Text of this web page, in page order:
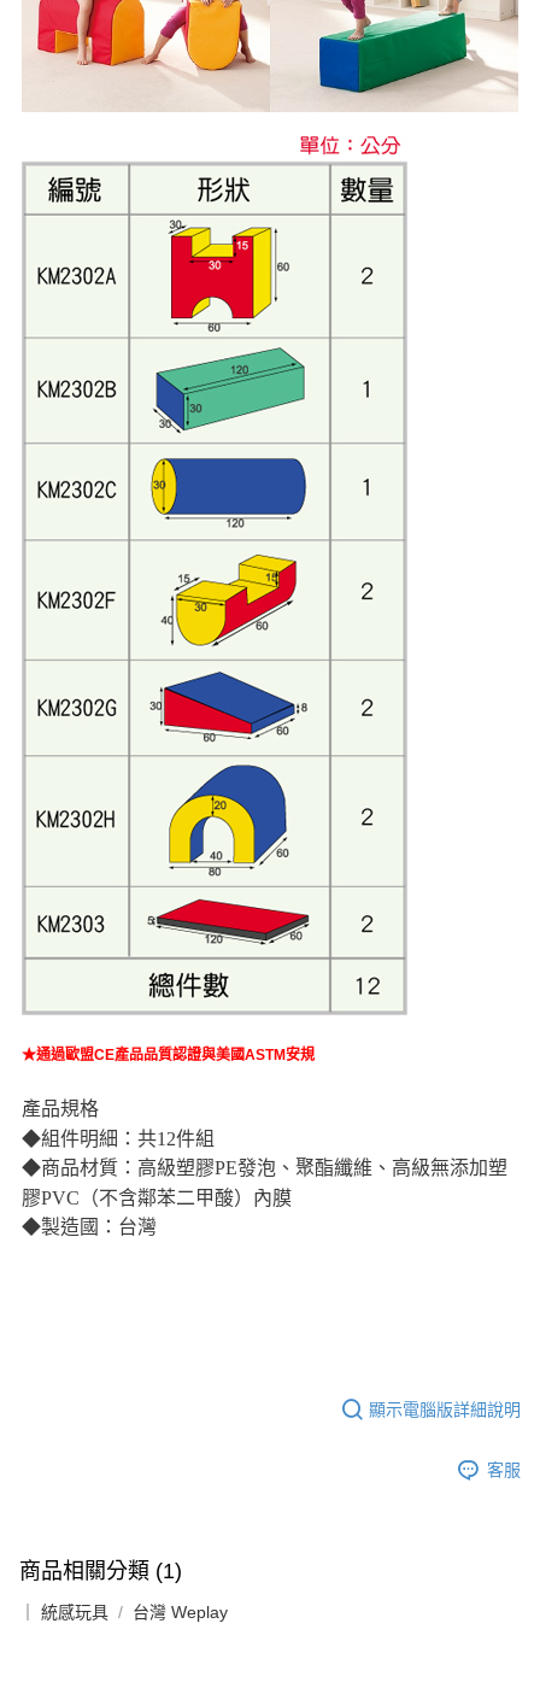
★通過歐盟CE產品品質認證與美國ASTM安規
產品規格
◆組件明細：共12件組
◆商品材質：高級塑膠PE發泡、聚酯纖維、高級無添加塑
膠PVC（不含鄰苯二甲酸）內膜
◆製造國：台灣
顯示電腦版詳細說明
客服
商品相關分類 (1)
｜ 統感玩具 台灣 Weplay